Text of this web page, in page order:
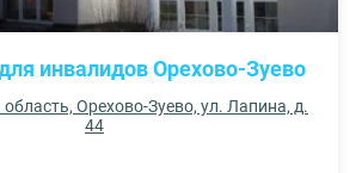
инвалидов Орехово-Зуево
Орехово-Зуево, ул. Лапина, д.
44